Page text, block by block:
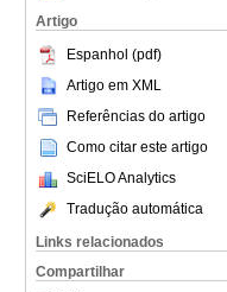
Artigo
Espanhol (pdf)
Artigo em XML
Referências do artigo
Como citar este artigo
SciELO Analytics
Tradução automática
Links relacionados
Compartilhar